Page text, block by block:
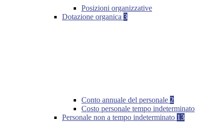
Posizioni organizzative
Dotazione organica 3
Conto annuale del personale 2
Costo personale tempo indeterminato
Personale non a tempo indeterminato 13